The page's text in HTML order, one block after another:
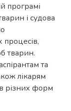
програмі
і судова
процесів,
тварин.
та
лікарям
різних форм